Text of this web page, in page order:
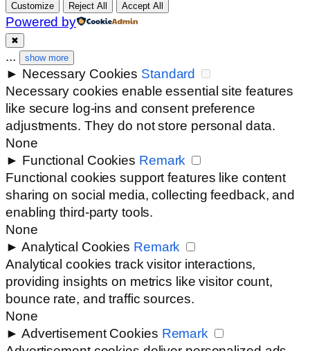
Customize Reject All Accept All
Powered by
✖
... show more
► Necessary Cookies Standard
Necessary cookies enable essential site features
like secure log-ins and consent preference
adjustments. They do not store personal data.
None
► Functional Cookies Remark
Functional cookies support features like content
sharing on social media, collecting feedback, and
enabling third-party tools.
None
► Analytical Cookies Remark
Analytical cookies track visitor interactions,
providing insights on metrics like visitor count,
bounce rate, and traffic sources.
None
► Advertisement Cookies Remark